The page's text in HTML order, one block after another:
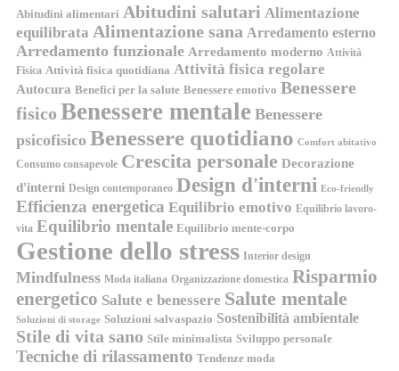
Abitudini alimentari Abitudini salutari Alimentazione
equilibrata Alimentazione sana Arredamento esterno
Arredamento funzionale Arredamento moderno Attività
Fisica Attività fisica quotidiana Attività fisica regolare
Autocura Benefici per la salute Benessere emotivo Benessere
fisico Benessere mentale Benessere
psicofisico Benessere quotidiano Comfort abitativo
Consumo consapevole Crescita personale Decorazione
d'interni Design contemporaneo Design d'interni Eco-friendly
Efficienza energetica Equilibrio emotivo Equilibrio lavoro-
vita Equilibrio mentale Equilibrio mente-corpo
Gestione dello stress Interior design
Mindfulness Moda italiana Organizzazione domestica Risparmio
energetico Salute e benessere Salute mentale
Soluzioni di storage Soluzioni salvaspazio Sostenibilità ambientale
Stile di vita sano Stile minimalista Sviluppo personale
Tecniche di rilassamento Tendenze moda